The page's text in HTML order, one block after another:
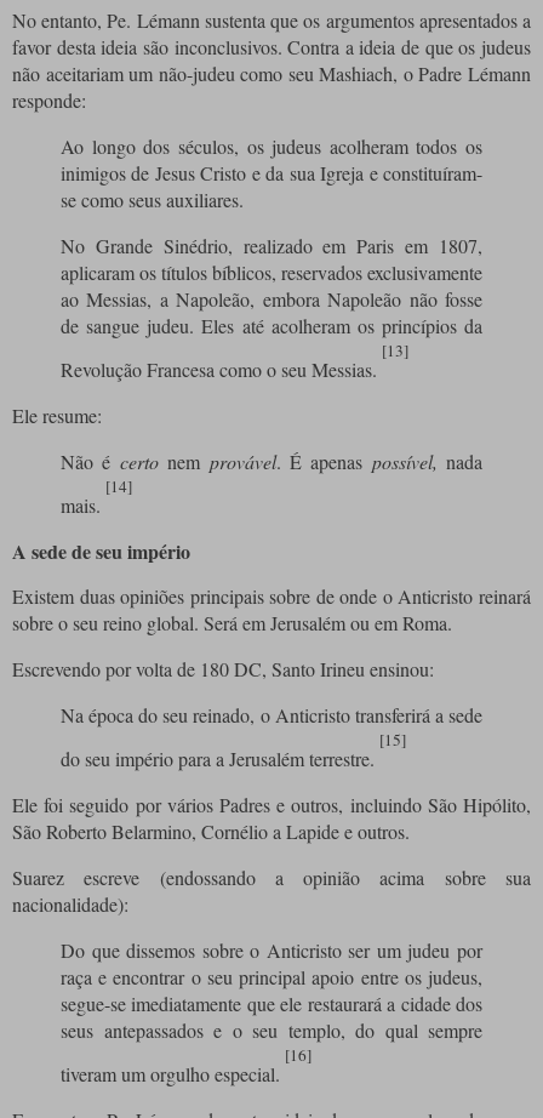
No entanto, Pe. Lémann sustenta que os argumentos apresentados a
favor desta ideia são inconclusivos. Contra a ideia de que os judeus
não aceitariam um não-judeu como seu Mashiach, o Padre Lémann
responde:
Ao longo dos séculos, os judeus acolheram todos os
inimigos de Jesus Cristo e da sua Igreja e constituíram-
se como seus auxiliares.
No Grande Sinédrio, realizado em Paris em 1807,
aplicaram os títulos bíblicos, reservados exclusivamente
ao Messias, a Napoleão, embora Napoleão não fosse
de sangue judeu. Eles até acolheram os princípios da
Revolução Francesa como o seu Messias.
[13]
Ele resume:
Não é certonem provável. É apenas possível, nada
mais.
[14]
A sede de seu império
Existem duas opiniões principais sobre de onde o Anticristo reinará
sobre o seu reino global. Será em Jerusalém ou em Roma.
Escrevendo por volta de 180 DC, Santo Irineu ensinou:
Na época do seu reinado, o Anticristo transferirá a sede
do seu império para a Jerusalém terrestre.
[15]
Ele foi seguido por vários Padres e outros, incluindo São Hipólito,
São Roberto Belarmino, Cornélio a Lapide e outros.
Suarez escreve (endossando a opinião acima sobre sua
nacionalidade):
Do que dissemos sobre o Anticristo ser um judeu por
raça e encontrar o seu principal apoio entre os judeus,
segue-se imediatamente que ele restaurará a cidade dos
seus antepassados ​​e o seu templo, do qual sempre
tiveram um orgulho especial.
[16]